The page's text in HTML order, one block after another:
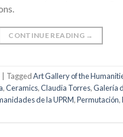
CONTINUE READING →
TaggedArt Gallery of the
,Ceramics,Claudia Torres,Galería
de la UPRM,Permutación,